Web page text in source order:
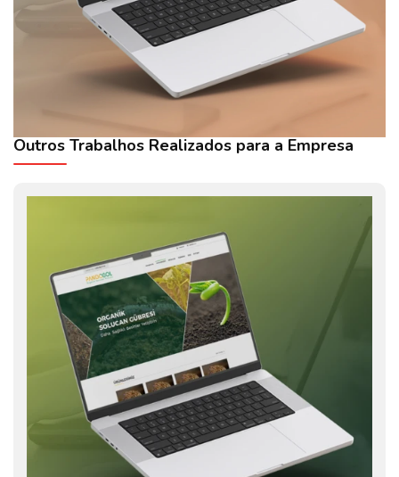
Outros Trabalhos Realizados para a Empresa